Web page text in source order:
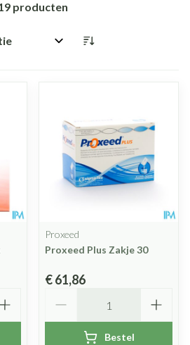
producten
op:
Proxeed
Proxeed Plus Zakje 30
€ 61,86
Bestel